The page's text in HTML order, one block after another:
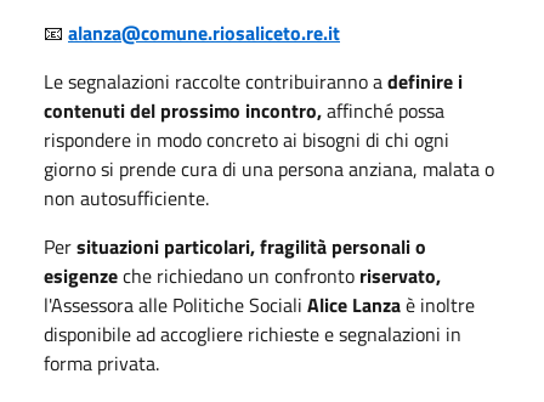
📧 alanza@comune.riosaliceto.re.it
Le segnalazioni raccolte contribuiranno adefinire i
contenuti del prossimo incontro,affinché possa
rispondere in modo concreto ai bisogni di chi ogni
giorno si prende cura di una persona anziana, malata o
non autosufficiente.
Persituazioni particolari, fragilità personali o
esigenzeche richiedano un confronto riservato,
l'Assessora alle Politiche Sociali Alice Lanzaè inoltre
disponibile ad accogliere richieste e segnalazioni in
forma privata.